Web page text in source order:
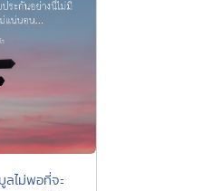
ลไม่พอที่จะ